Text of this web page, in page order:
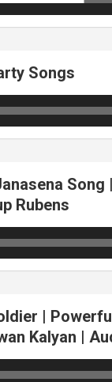
Songs
Song
Rubens
|
Kalyan |